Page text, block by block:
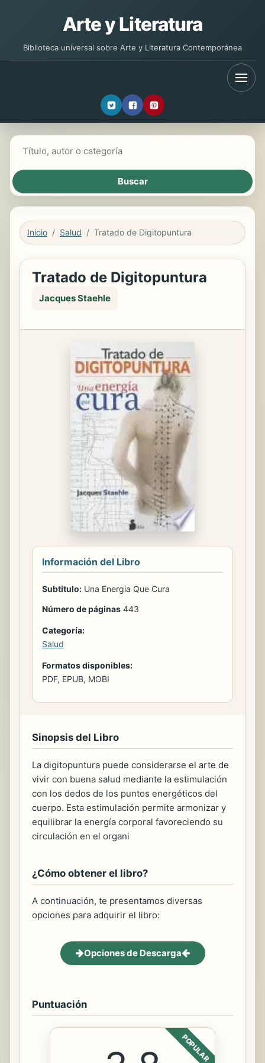
Arte y Literatura
Biblioteca universal sobre Arte y Literatura Contemporánea
Inicio Salud Tratado de Digitopuntura
Tratado de Digitopuntura
Jacques Staehle
Información del Libro
Subtitulo: Una Energia Que Cura
Número de páginas 443
Categoría:
Salud
Formatos disponibles:
PDF, EPUB, MOBI
Sinopsis del Libro
La digitopuntura puede considerarse el arte de
vivir con buena salud mediante la estimulación
con los dedos de los puntos energéticos del
cuerpo. Esta estimulación permite armonizar y
equilibrar la energía corporal favoreciendo su
circulación en el organi
¿Cómo obtener el libro?
A continuación, te presentamos diversas
opciones para adquirir el libro:
Opciones de Descarga
Puntuación
POPULAR